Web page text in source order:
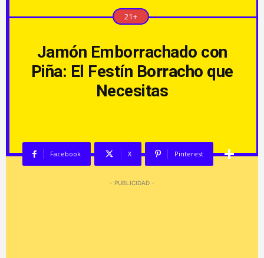
21+
Jamón Emborrachado con
Piña: El Festín Borracho que
Necesitas
Facebook X Pinterest
- PUBLICIDAD -